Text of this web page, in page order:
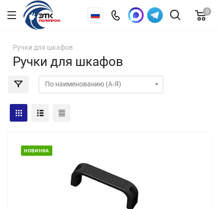
0
Ручки для шкафов
Ручки для шкафов
НОВИНКА